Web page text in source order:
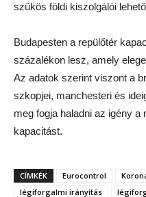
szűkös földi kiszolgálói
Budapesten a repülőtér
százalékon lesz, amely
Az adatok szerint viszont a
szkopjei, manchesteri és
meg fogja haladni az igény
kapacitást.
CÍMKÉK Eurocontrol
légiforgalmi irányítás